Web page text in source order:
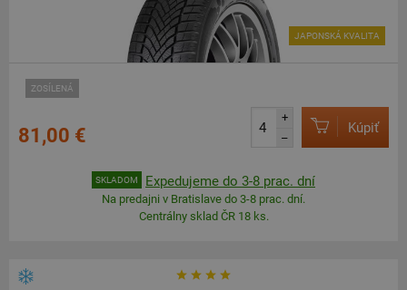
ZOSÍLENÁ
JAPONSKÁ KVALITA
81,00 €
+
–
Kúpiť
SKLADOM Expedujeme do 3-8 prac. dní
Na predajni v Bratislave do 3-8 prac. dní.
Centrálny sklad ČR 18 ks.